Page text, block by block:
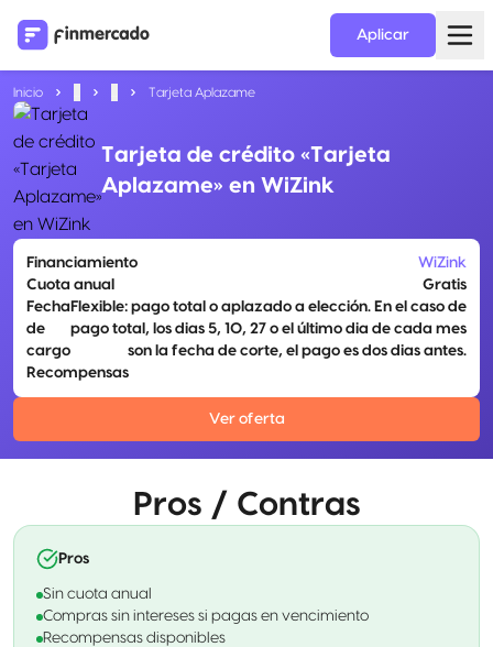
Aplicar
Inicio Tarjeta Aplazame
Tarjeta de crédito «Tarjeta
Aplazame» en WiZink
Financiamiento
WiZink
Cuota anual
Gratis
Fecha
de
cargo
Flexible: pago total o aplazado a elección. En el caso de
pago total, los dias 5, 10, 27 o el último dia de cada mes
son la fecha de corte, el pago es dos dias antes.
Recompensas
Ver oferta
Pros / Contras
Pros
Sin cuota anual
Compras sin intereses si pagas en vencimiento
Recompensas disponibles